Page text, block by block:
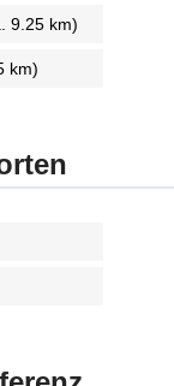
9.25 km)
km)